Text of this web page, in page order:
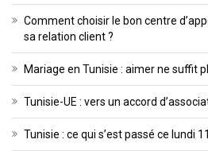
Comment choisir le bon centre
sa relation client ?
Mariage en Tunisie : aimer ne suffit
Tunisie-UE : vers un accord
Tunisie : ce qui s’est passé ce lundi